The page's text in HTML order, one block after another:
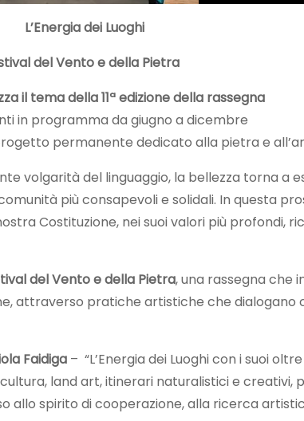
L’Energia dei Luoghi
del Vento e della Pietra
il tema della 11ª edizione della rassegna
in programma da giugno a dicembre
permanente dedicato alla pietra e
volgarità del linguaggio, la bellezza torna a
più consapevoli e solidali. In questa
Costituzione, nei suoi valori più
del Vento e della Pietra, una rassegna che
attraverso pratiche artistiche che dialogano
Faidiga – “L’Energia dei Luoghi con i suoi
land art, itinerari naturalistici e creativi,
spirito di cooperazione, alla ricerca